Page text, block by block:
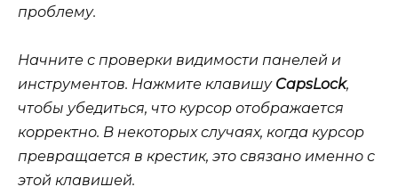
проблему.
Начните с проверки видимости панелей и
инструментов. Нажмите клавишу CapsLock,
чтобы убедиться, что курсор отображается
корректно. В некоторых случаях, когда курсор
превращается в крестик, это связано именно с
этой клавишей.